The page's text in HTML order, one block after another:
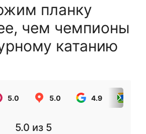
планку
чем чемпионы
катанию
5.0 5.0 4.9
5.0 из 5